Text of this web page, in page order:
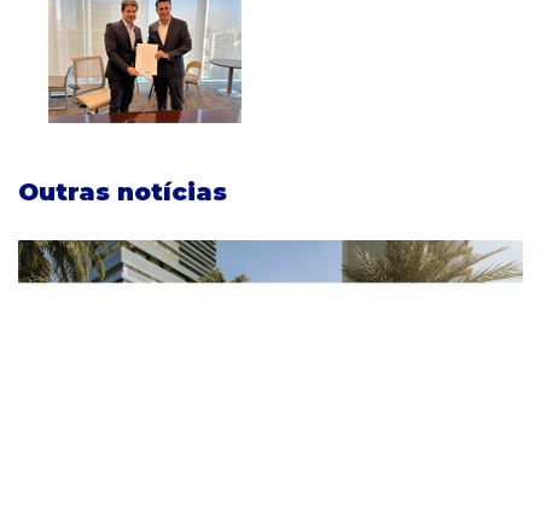
Outras notícias